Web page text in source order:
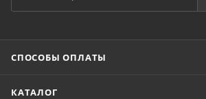
СПОСОБЫ ОПЛАТЫ
КАТАЛОГ